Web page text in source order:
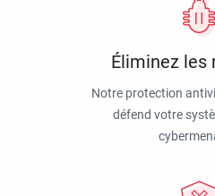
Éliminez les
Notre protection
défend votre